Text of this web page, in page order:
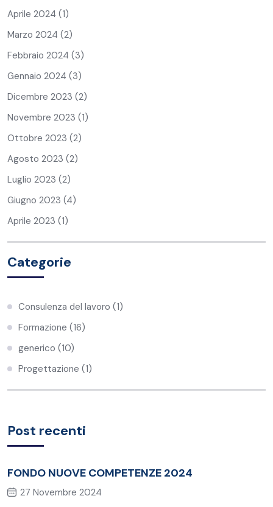
Aprile 2024 (1)
Marzo 2024 (2)
Febbraio 2024 (3)
Gennaio 2024 (3)
Dicembre 2023 (2)
Novembre 2023 (1)
Ottobre 2023 (2)
Agosto 2023 (2)
Luglio 2023 (2)
Giugno 2023 (4)
Aprile 2023 (1)
Categorie
Consulenza del lavoro (1)
Formazione (16)
generico (10)
Progettazione (1)
Post recenti
FONDO NUOVE COMPETENZE 2024
27 Novembre 2024